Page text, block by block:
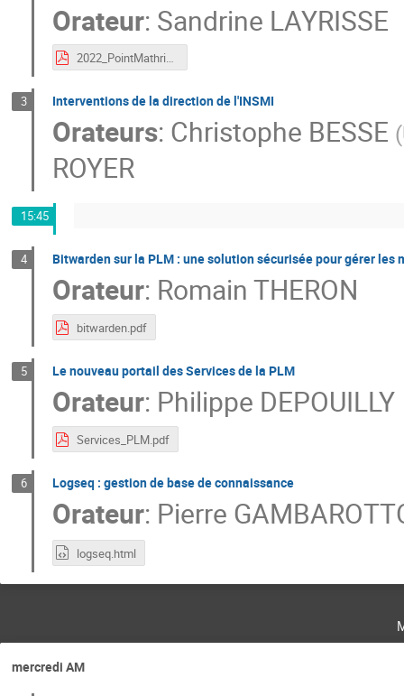
Orateur: Sandrine LAYRISSE
2022_PointMathrice_JM_IMT.pdf
3 Interventions de la direction de l'INSMI
Orateurs: Christophe BESSE (
ROYER
15:45
4 Bitwarden sur la PLM : une solution sécurisée pour gérer les
Orateur: Romain THERON
bitwarden.pdf
5 Le nouveau portail des Services de la PLM
Orateur: Philippe DEPOUILLY
Services_PLM.pdf
6 Logseq : gestion de base de connaissance
Orateur: Pierre
logseq.html
mercredi AM